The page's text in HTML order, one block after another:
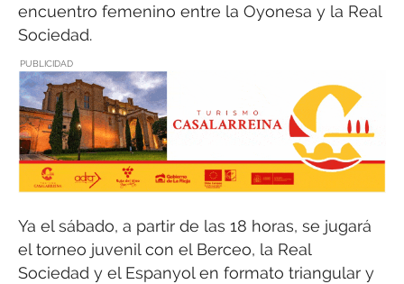
encuentro femenino entre la Oyonesa y la Real
Sociedad.
PUBLICIDAD
Ya el sábado, a partir de las 18 horas, se jugará
el torneo juvenil con el Berceo, la Real
Sociedad y el Espanyol en formato triangular y